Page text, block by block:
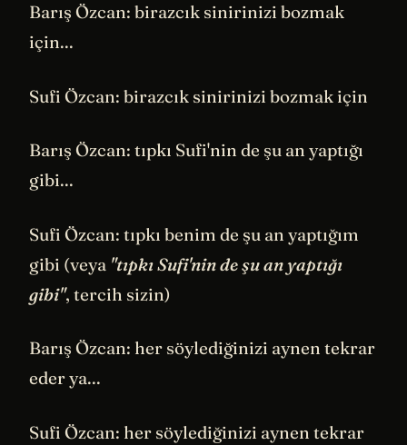
Barış Özcan: birazcık sinirinizi bozmak
için...
Sufi Özcan: birazcık sinirinizi bozmak için
Barış Özcan: tıpkı Sufi'nin de şu an yaptığı
gibi...
Sufi Özcan: tıpkı benim de şu an yaptığım
gibi (veya "tıpkı Sufi'nin de şu an yaptığı
gibi", tercih sizin)
Barış Özcan: her söylediğinizi aynen tekrar
eder ya...
Sufi Özcan: her söylediğinizi aynen tekrar